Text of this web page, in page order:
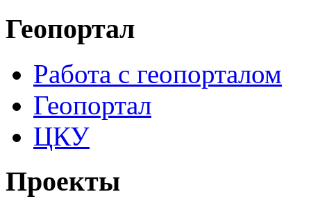
Геопортал
Работа с геопорталом
Геопортал
ЦКУ
Проекты